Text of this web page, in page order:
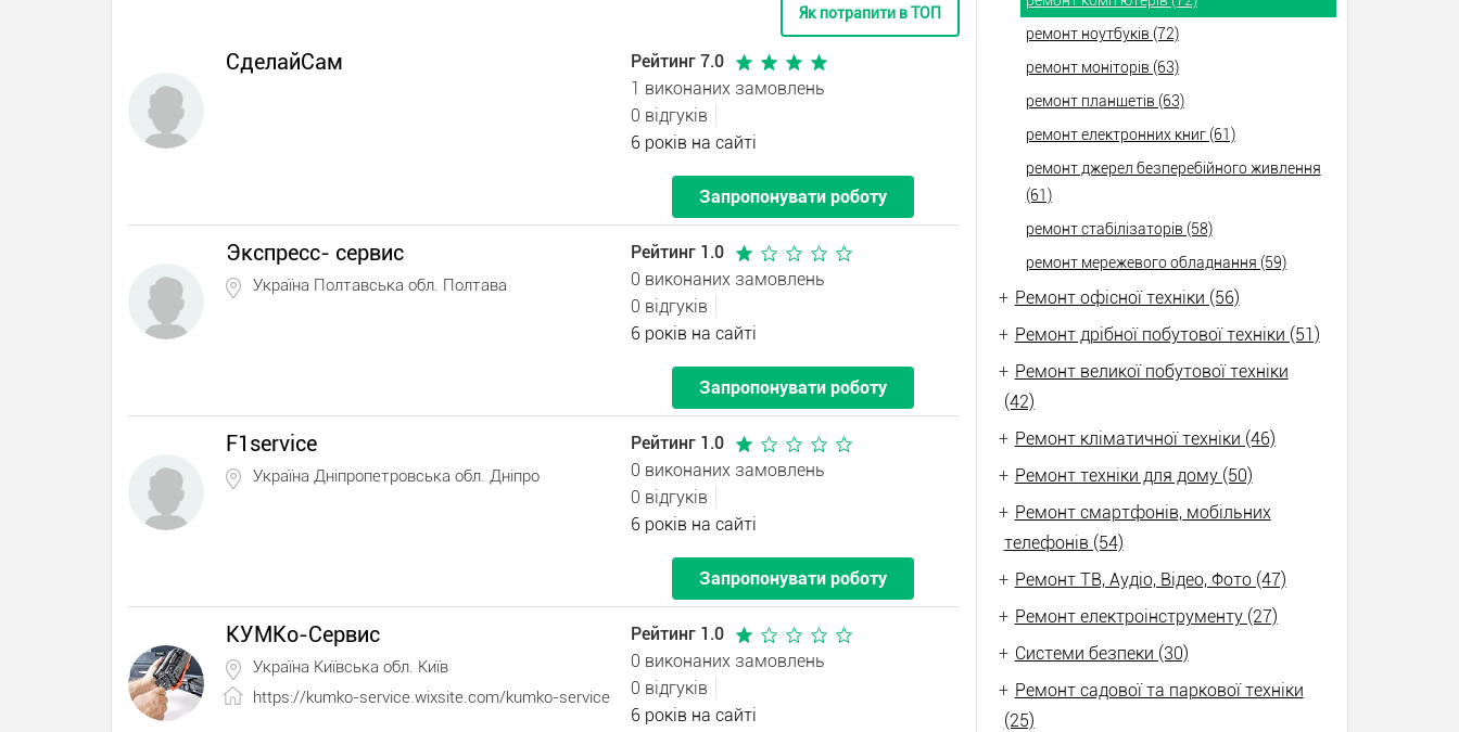
Як потрапити в ТОП
СделайСам
Рейтинг 7.0
1 виконаних замовлень
0 відгуків
6 років на сайті
Запропонувати роботу
Экспресс- сервис
Україна Полтавська обл. Полтава
Рейтинг 1.0
0 виконаних замовлень
0 відгуків
6 років на сайті
Запропонувати роботу
F1service
Україна Дніпропетровська обл. Дніпро
Рейтинг 1.0
0 виконаних замовлень
0 відгуків
6 років на сайті
Запропонувати роботу
КУМКо-Сервис
Україна Київська обл. Київ
https://kumko-service.wixsite.com/kumko-service
Рейтинг 1.0
0 виконаних замовлень
0 відгуків
6 років на сайті
ремонт ноутбуків (72)
ремонт моніторів (63)
ремонт планшетів (63)
ремонт електронних книг (61)
ремонт джерел безперебійного живлення
(61)
ремонт стабілізаторів (58)
ремонт мережевого обладнання (59)
+ Ремонт офісної техніки (56)
+ Ремонт дрібної побутової техніки (51)
+ Ремонт великої побутової техніки
(42)
+ Ремонт кліматичної техніки (46)
+ Ремонт техніки для дому (50)
+ Ремонт смартфонів, мобільних
телефонів (54)
+ Ремонт ТВ, Аудіо, Відео, Фото (47)
+ Ремонт електроінструменту (27)
+ Системи безпеки (30)
+ Ремонт садової та паркової техніки
(25)